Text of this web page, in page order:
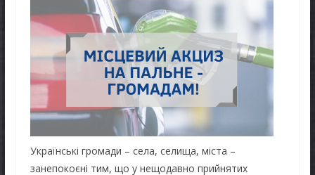
Українські громади – села, селища, міста –
занепокоєні тим, що у нещодавно прийнятих